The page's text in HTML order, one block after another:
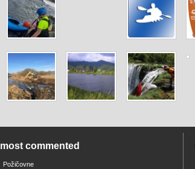
most commented
Požičovne